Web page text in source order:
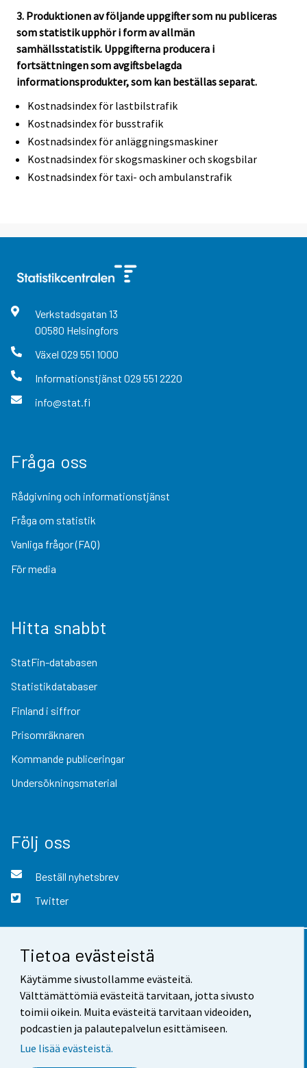
Tietoa evästeistä
Käytämme sivustollamme evästeitä.
Välttämättömiä evästeitä tarvitaan, jotta sivusto
toimii oikein. Muita evästeitä tarvitaan videoiden,
podcastien ja palautepalvelun esittämiseen.
Lue lisää evästeistä.
3. Produktionen av följande uppgifter som nu publiceras
som statistik upphör i form av allmän
samhällsstatistik. Uppgifterna producera i
fortsättningen som avgiftsbelagda
informationsprodukter, som kan beställas separat.
Kostnadsindex för lastbilstrafik
Kostnadsindex för busstrafik
Kostnadsindex för anläggningsmaskiner
Kostnadsindex för skogsmaskiner och skogsbilar
Kostnadsindex för taxi- och ambulanstrafik
Verkstadsgatan 13
00580 Helsingfors
Växel 029 551 1000
Informationstjänst 029 551 2220
info@stat.fi
Fråga oss
Rådgivning och informationstjänst
Fråga om statistik
Vanliga frågor (FAQ)
För media
Hitta snabbt
StatFin-databasen
Statistikdatabaser
Finland i siffror
Prisomräknaren
Kommande publiceringar
Undersökningsmaterial
Följ oss
Beställ nyhetsbrev
Twitter
Kontaktinformation
Respons
Användarvillkor